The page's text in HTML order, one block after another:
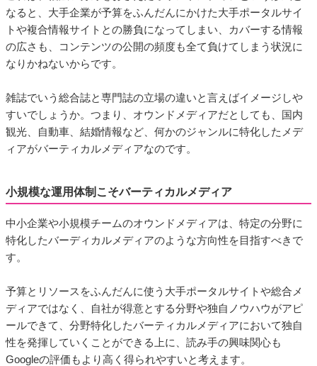
なると、大手企業が予算をふんだんにかけた大手ポータルサイ
トや複合情報サイトとの勝負になってしまい、カバーする情報
の広さも、コンテンツの公開の頻度も全て負けてしまう状況に
なりかねないからです。
雑誌でいう総合誌と専門誌の立場の違いと言えばイメージしや
すいでしょうか。つまり、オウンドメディアだとしても、国内
観光、自動車、結婚情報など、何かのジャンルに特化したメデ
ィアがバーティカルメディアなのです。
小規模な運用体制こそバーティカルメディア
中小企業や小規模チームのオウンドメディアは、特定の分野に
特化したバーディカルメディアのような方向性を目指すべきで
す。
予算とリソースをふんだんに使う大手ポータルサイトや総合メ
ディアではなく、自社が得意とする分野や独自ノウハウがアピ
ールできて、分野特化したバーティカルメディアにおいて独自
性を発揮していくことができる上に、読み手の興味関心も
Googleの評価もより高く得られやすいと考えます。